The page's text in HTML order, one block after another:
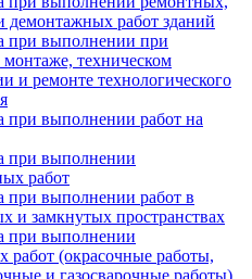
работ зданий
при выполнении при
техническом
и ремонте технологического
при выполнении работ на
при выполнении
работ
при выполнении работ в
и замкнутых пространствах
при выполнении
работ (окрасочные работы,
и газосварочные работы)